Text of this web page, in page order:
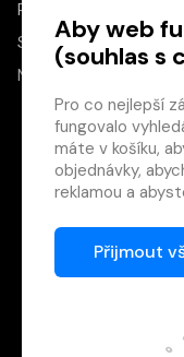
PO–PÁ
SO
10:00–13:00
NE
Aby web
(souhlas s
Pro co nejlepší
fungovalo
máte v košíku,
objednávky,
reklamou a
Proto od vás
zpracováním
Děkujeme, že
Přijmout